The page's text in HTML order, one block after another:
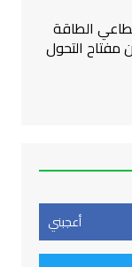
الطاقة
مفتاح التحول
أعجبني